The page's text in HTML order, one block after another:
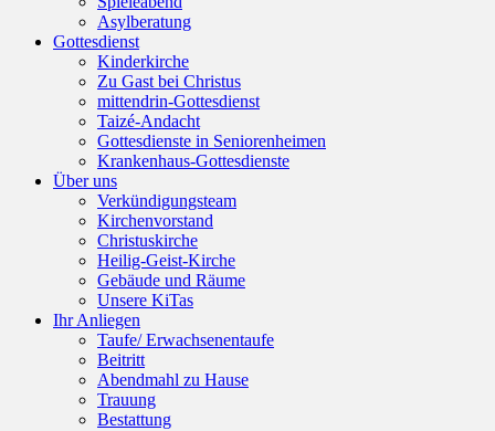
Asylberatung
Gottesdienst
Kinderkirche
Zu Gast bei Christus
mittendrin-Gottesdienst
Taizé-Andacht
Gottesdienste in Seniorenheimen
Krankenhaus-Gottesdienste
Über uns
Verkündigungsteam
Kirchenvorstand
Christuskirche
Heilig-Geist-Kirche
Gebäude und Räume
Unsere KiTas
Ihr Anliegen
Taufe/ Erwachsenentaufe
Beitritt
Abendmahl zu Hause
Trauung
Bestattung